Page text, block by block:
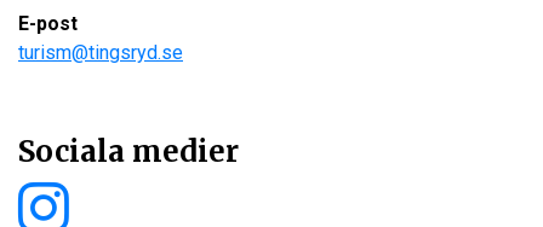
E-post
turism@tingsryd.se
Sociala medier